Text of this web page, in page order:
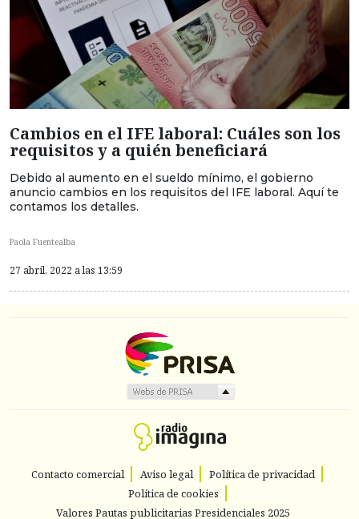
Cambios en el IFE laboral: Cuáles son los
requisitos y a quién beneficiará
Debido al aumento en el sueldo mínimo, el gobierno
anuncio cambios en los requisitos del IFE laboral. Aquí te
contamos los detalles.
Paola Fuentealba
27 abril, 2022 a las 13:59
Contacto comercial Aviso legal
Política de privacidad
Política de cookies
Valores Pautas publicitarias Presidenciales 2025